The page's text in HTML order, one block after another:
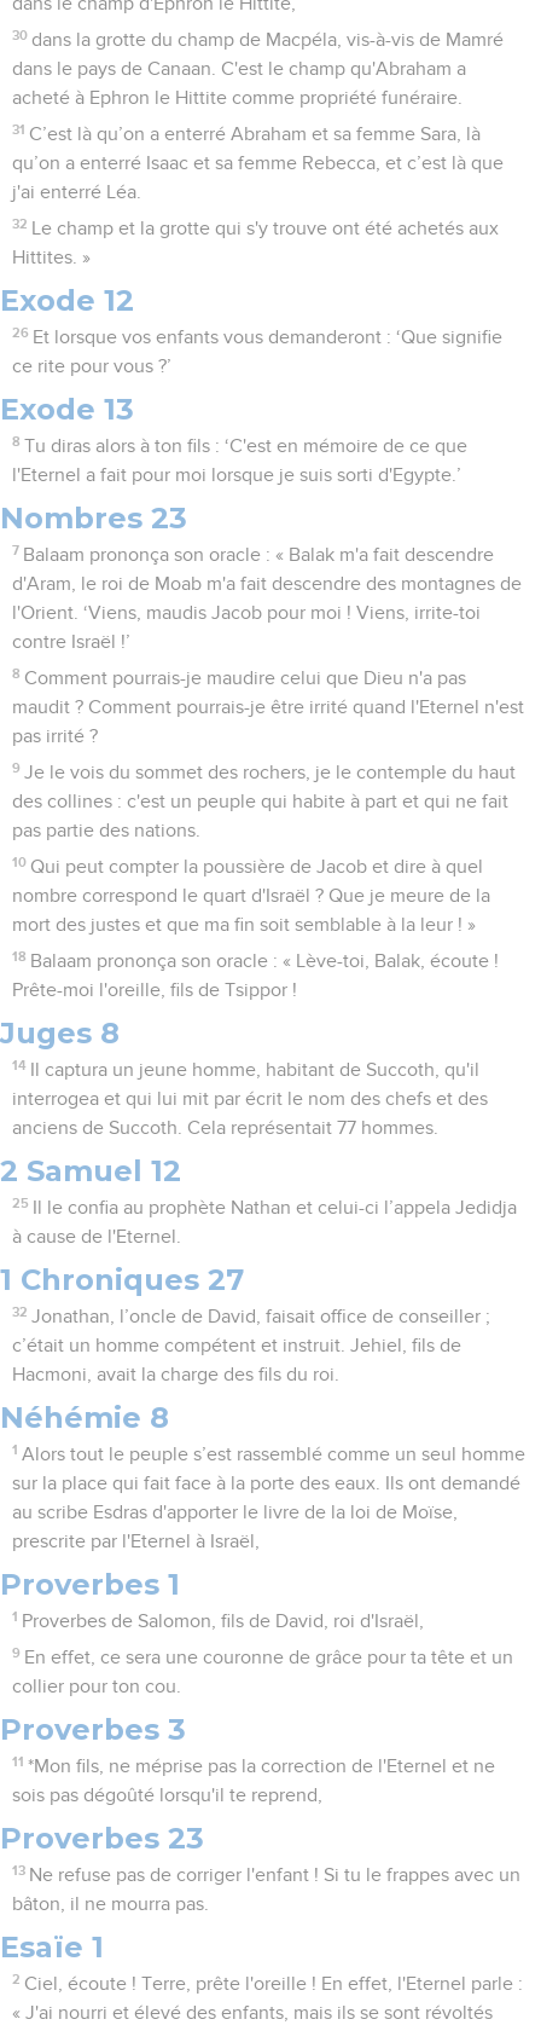
30 dans la grotte du champ de Macpéla, vis-à-vis de Mamré
dans le pays de Canaan. C'est le champ qu'Abraham a
acheté à Ephron le Hittite comme propriété funéraire.
31 C’est là qu’on a enterré Abraham et sa femme Sara, là
qu’on a enterré Isaac et sa femme Rebecca, et c’est là que
j'ai enterré Léa.
32
Le champ et la grotte qui s'y trouve ont été achetés aux
Hittites. »
Exode 12
26 Et lorsque vos enfants vous demanderont : ‘Que signifie
ce rite pour vous ?’
Exode 13
8 Tu diras alors à ton fils : ‘C'est en mémoire de ce que
l'Eternel a fait pour moi lorsque je suis sorti d'Egypte.’
Nombres 23
7 Balaam prononça son oracle : « Balak m'a fait descendre
d'Aram, le roi de Moab m'a fait descendre des montagnes de
l'Orient. ‘Viens, maudis Jacob pour moi ! Viens, irrite-toi
contre Israël !’
8 Comment pourrais-je maudire celui que Dieu n'a pas
maudit ? Comment pourrais-je être irrité quand l'Eternel n'est
pas irrité ?
9 Je le vois du sommet des rochers, je le contemple du haut
des collines : c'est un peuple qui habite à part et qui ne fait
pas partie des nations.
10 Qui peut compter la poussière de Jacob et dire à quel
nombre correspond le quart d'Israël ? Que je meure de la
mort des justes et que ma fin soit semblable à la leur ! »
18 Balaam prononça son oracle : « Lève-toi, Balak, écoute !
Prête-moi l'oreille, fils de Tsippor !
Juges 8
14
Il captura un jeune homme, habitant de Succoth, qu'il
interrogea et qui lui mit par écrit le nom des chefs et des
anciens de Succoth. Cela représentait 77 hommes.
2 Samuel 12
25
Il le confia au prophète Nathan et celui-ci l’appela Jedidja
à cause de l'Eternel.
1 Chroniques 27
32 Jonathan, l’oncle de David, faisait office de conseiller ;
c’était un homme compétent et instruit. Jehiel, fils de
Hacmoni, avait la charge des fils du roi.
Néhémie 8
1 Alors tout le peuple s’est rassemblé comme un seul homme
sur la place qui fait face à la porte des eaux. Ils ont demandé
au scribe Esdras d'apporter le livre de la loi de Moïse,
prescrite par l'Eternel à Israël,
Proverbes 1
1 Proverbes de Salomon, fils de David, roi d'Israël,
9 En effet, ce sera une couronne de grâce pour ta tête et un
collier pour ton cou.
Proverbes 3
11 *Mon fils, ne méprise pas la correction de l'Eternel et ne
sois pas dégoûté lorsqu'il te reprend,
Proverbes 23
13 Ne refuse pas de corriger l'enfant ! Si tu le frappes avec un
bâton, il ne mourra pas.
Esaïe 1
2 Ciel, écoute ! Terre, prête l'oreille ! En effet, l'Eternel parle :
« J'ai nourri et élevé des enfants, mais ils se sont révoltés